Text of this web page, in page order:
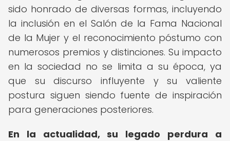
sido honrado de diversas formas, incluyendo
la inclusión en el Salón de la Fama Nacional
de la Mujer y el reconocimiento póstumo con
numerosos premios y distinciones. Su impacto
en la sociedad no se limita a su época, ya
que su discurso influyente y su valiente
postura siguen siendo fuente de inspiración
para generaciones posteriores.
En la actualidad, su legado perdura a